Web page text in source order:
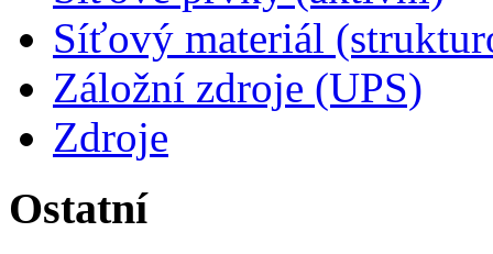
Síťový materiál
Záložní zdroje (UPS)
Zdroje
Ostatní